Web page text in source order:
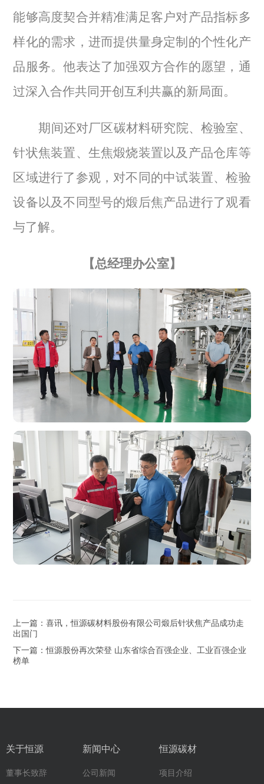
能够高度契合并精准满足客户对产品指标多
样化的需求，进而提供量身定制的个性化产
品服务。他表达了加强双方合作的愿望，通
过深入合作共同开创互利共赢的新局面。
期间还对厂区碳材料研究院、检验室、
针状焦装置、生焦煅烧装置以及产品仓库等
区域进行了参观，对不同的中试装置、检验
设备以及不同型号的煅后焦产品进行了观看
与了解。
【总经理办公室】
上一篇：喜讯，恒源碳材料股份有限公司煅后针状焦产品成功走
出国门
下一篇：恒源股份再次荣登 山东省综合百强企业、工业百强企业
榜单
关于恒源
董事长致辞
新闻中心
公司新闻
恒源碳材
项目介绍